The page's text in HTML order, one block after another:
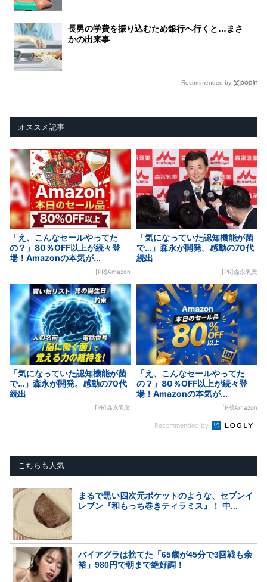
長男の学費を振り込むため銀行へ行くと…まさ
かの出来事
Recommended by
オススメ記事
「え、こんなセールやってた
の？」80％OFF以上が続々登
場！Amazonの本気が...
[PR]Amazon
「気になっていた認知機能が菌
で…」森永が開発。感動の70代
続出
[PR]森永乳業
「気になっていた認知機能が菌
で…」森永が開発。感動の70代
続出
[PR]森永乳業
「え、こんなセールやってた
の？」80％OFF以上が続々登
場！Amazonの本気が...
[PR]Amazon
Recommended by
こちらも人気
まるで黒い四次元ポケットのような、セブンイ
レブン『和もっち巻きティラミス』！ 中...
バイアグラは捨てた「65歳が45分で3回戦も余
裕」980円で朝まで絶好調！